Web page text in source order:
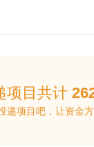
项目共计
递项目吧，让资金